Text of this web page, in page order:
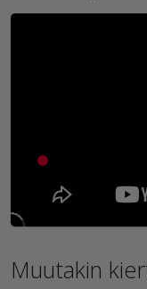
Muutakin